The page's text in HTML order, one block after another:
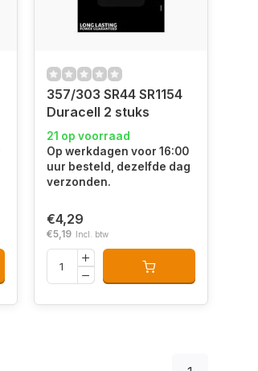
357/303 SR44 SR1154
Duracell 2 stuks
21 op voorraad
Op werkdagen voor 16:00
uur besteld, dezelfde dag
verzonden.
€4,29
€5,19 Incl. btw